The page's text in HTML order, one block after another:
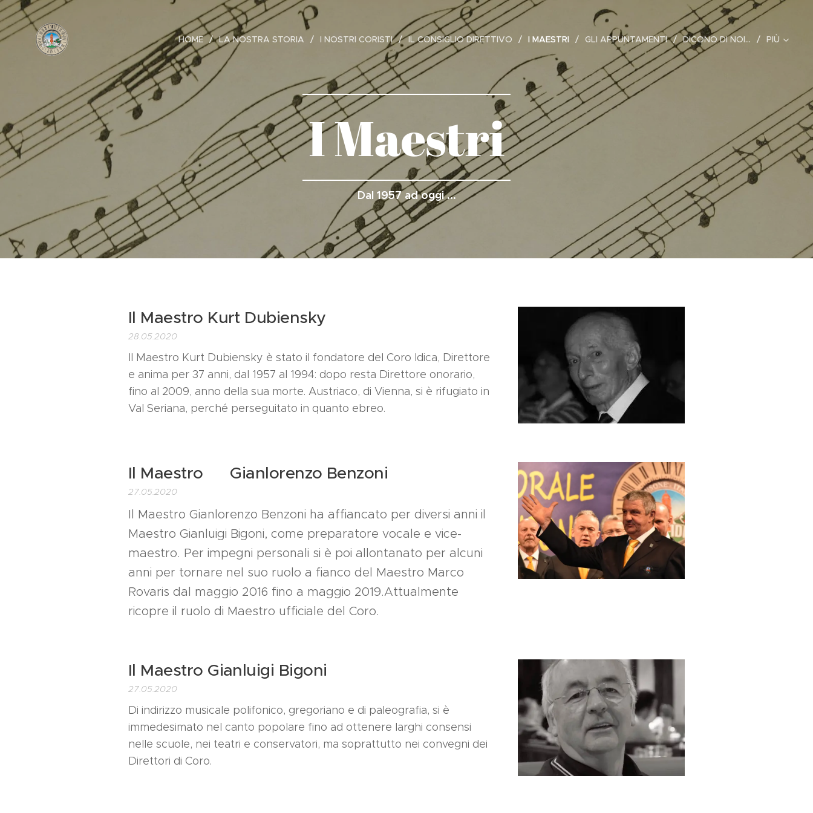
HOME LA NOSTRA STORIA I NOSTRI CORISTI IL CONSIGLIO DIRETTIVO I MAESTRI GLI APPUNTAMENTI DICONO DI NOI... PIÙ
I Maestri
Dal 1957 ad oggi ...
Il Maestro Kurt Dubiensky
28.05.2020
ll Maestro Kurt Dubiensky è stato il fondatore del Coro Idica, Direttore
e anima per 37 anni, dal 1957 al 1994: dopo resta Direttore onorario,
fino al 2009, anno della sua morte. Austriaco, di Vienna, si è rifugiato in
Val Seriana, perché perseguitato in quanto ebreo.
Il Maestro Gianlorenzo Benzoni
27.05.2020
Il Maestro Gianlorenzo Benzoni ha affiancato per diversi anni il
Maestro Gianluigi Bigoni, come preparatore vocale e vice-
maestro. Per impegni personali si è poi allontanato per alcuni
anni per tornare nel suo ruolo a fianco del Maestro Marco
Rovaris dal maggio 2016 fino a maggio 2019.Attualmente
ricopre il ruolo di Maestro ufficiale del Coro.
Il Maestro Gianluigi Bigoni
27.05.2020
Di indirizzo musicale polifonico, gregoriano e di paleografia, si è
immedesimato nel canto popolare fino ad ottenere larghi consensi
nelle scuole, nei teatri e conservatori, ma soprattutto nei convegni dei
Direttori di Coro.